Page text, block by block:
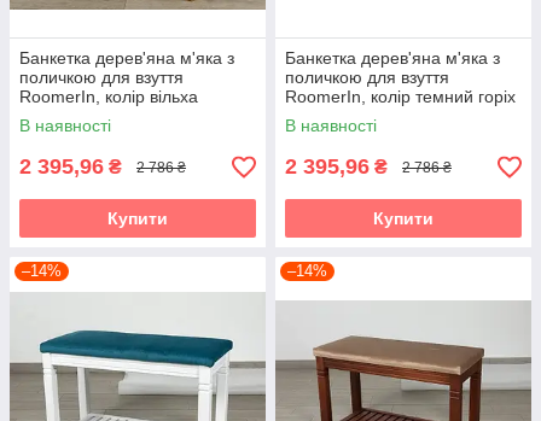
Банкетка дерев'яна м'яка з
поличкою для взуття
RoomerIn, колір вільха
В наявності
2 395,96 ₴ 2 786 ₴
Купити
Банкетка дерев'яна м'яка з
поличкою для взуття
RoomerIn, колір темний горіх
В наявності
2 395,96 ₴ 2 786 ₴
Купити
–14% –14%